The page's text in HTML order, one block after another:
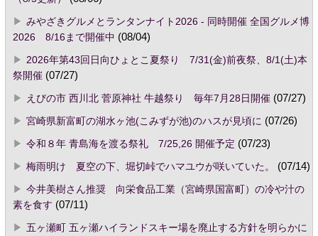
みやざきグルメとランタンナイト2026 - 同時開催 全国グルメ博
2026 8/16まで開催中 (08/04)
2026年第43回日向ひょとこ夏祭り 7/31(金)前夜祭、8/1(土)本
祭開催(07/27)
えびの市 西川北 菅原神社 牛越祭り 毎年7月28日開催(07/27)
宮崎県新富町の湖水ヶ池(こみずが池)のハスが見頃に (07/26)
令和８年 青島海を渡る祭礼 7/25,26 開催予定 (07/23)
梅雨明け 夏空の下、堀切峠でハマユウが咲いていた。
(07/14)
今井美樹さん推奨 向栄食品工業（宮崎県国富町）の冷や汁の
素を食す (07/11)
五ヶ瀬町 五ヶ瀬ハイランドスキー場を廃止する方針を明らかに